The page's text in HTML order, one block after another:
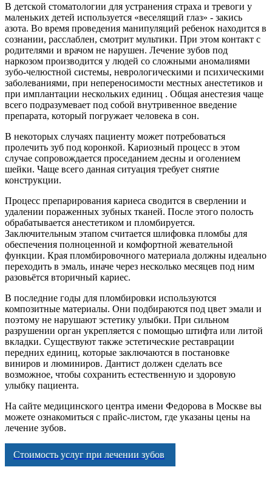
В детской стоматологии для устранения страха и тревоги у
маленьких детей используется «веселящий глаз» - закись
азота. Во время проведения манипуляций ребенок находится в
сознании, расслаблен, смотрит мультики. При этом контакт с
родителями и врачом не нарушен. Лечение зубов под
наркозом производится у людей со сложными аномалиями
зубо-челюстной системы, неврологическими и психическими
заболеваниями, при непереносимости местных анестетиков и
при имплантации нескольких единиц . Общая анестезия чаще
всего подразумевает под собой внутривенное введение
препарата, который погружает человека в сон.
В некоторых случаях пациенту может потребоваться
пролечить зуб под коронкой. Кариозный процесс в этом
случае сопровождается проседанием десны и оголением
шейки. Чаще всего данная ситуация требует снятие
конструкции.
Процесс препарирования кариеса сводится в сверлении и
удалении пораженных зубных тканей. После этого полость
обрабатывается анестетиком и пломбируется.
Заключительным этапом считается шлифовка пломбы для
обеспечения полноценной и комфортной жевательной
функции. Края пломбировочного материала должны идеально
переходить в эмаль, иначе через несколько месяцев под ним
разовьётся вторичный кариес.
В последние годы для пломбировки используются
композитные материалы. Они подбираются под цвет эмали и
поэтому не нарушают эстетику улыбки. При сильном
разрушении орган укрепляется с помощью штифта или литой
вкладки. Существуют также эстетические реставрации
передних единиц, которые заключаются в постановке
виниров и люминиров. Дантист должен сделать все
возможное, чтобы сохранить естественную и здоровую
улыбку пациента.
На сайте медицинского центра имени Федорова в Москве вы
можете ознакомиться с прайс-листом, где указаны цены на
лечение зубов.
Стоимость услуг при лечении зубов